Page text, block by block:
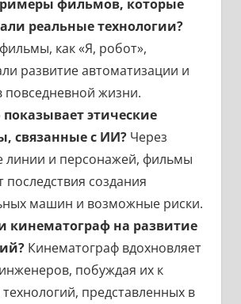
фильмов, которые
реальные технологии?
как «Я, робот»,
развитие автоматизации и
повседневной жизни.
этические
связанные с ИИ?Через
линии и персонажей, фильмы
последствия создания
машин и возможные риски.
кинематограф на развитие
Кинематограф вдохновляет
побуждая их к
представленных в